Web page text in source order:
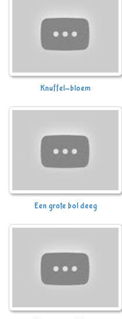
Knuffel-bloem
Een grote bol deeg